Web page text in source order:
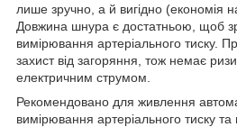
лише зручно, а й вигідно (економія
Довжина шнура є достатньою, щоб
вимірювання артеріального тиску.
захист від загоряння, тож немає
електричним струмом.
Рекомендовано для живлення
вимірювання артеріального тиску